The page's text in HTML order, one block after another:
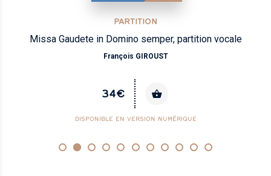
PARTITION
Missa Gaudete in Domino semper, partition vocale
François GIROUST
34€
DISPONIBLE EN VERSION NUMÉRIQUE